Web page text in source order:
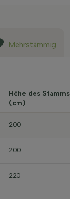
Mehrstämmig
Höhe des Stamms
(cm)
200
200
220